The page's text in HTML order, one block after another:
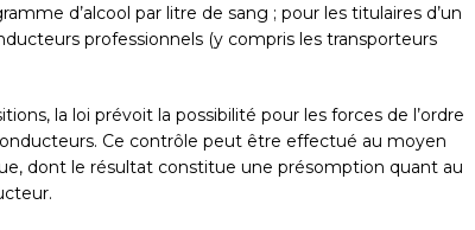
d’alcool par litre de sang ; pour les titulaires d’un
professionnels (y compris les transporteurs
la loi prévoit la possibilité pour les forces de l’ordre
Ce contrôle peut être effectué au moyen
dont le résultat constitue une présomption quant au